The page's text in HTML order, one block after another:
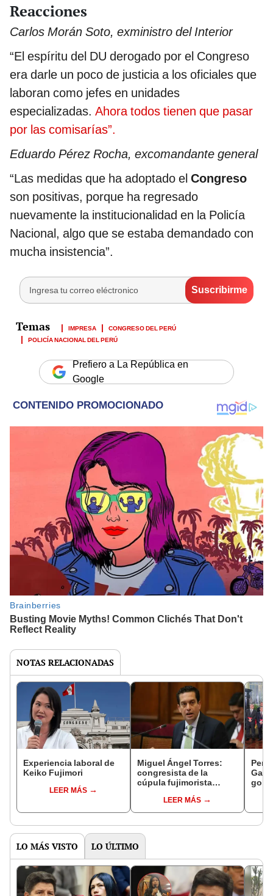
Reacciones
Carlos Morán Soto, exministro del Interior
“El espíritu del DU derogado por el Congreso
era darle un poco de justicia a los oficiales que
laboran como jefes en unidades
especializadas. Ahora todos tienen que pasar
por las comisarías”.
Eduardo Pérez Rocha, excomandante general
“Las medidas que ha adoptado el Congreso
son positivas, porque ha regresado
nuevamente la institucionalidad en la Policía
Nacional, algo que se estaba demandado con
mucha insistencia”.
IMPRESA
CONGRESO DEL PERÚ
POLICÍA NACIONAL DEL PERÚ
Prefiero a La República en
Google
NOTAS RELACIONADAS
Experiencia laboral de
Keiko Fujimori
LEER MÁS
Miguel Ángel Torres:
congresista de la
cúpula fujimorista
del SenadoLEER MÁS
LO MÁS VISTO LO ÚLTIMO